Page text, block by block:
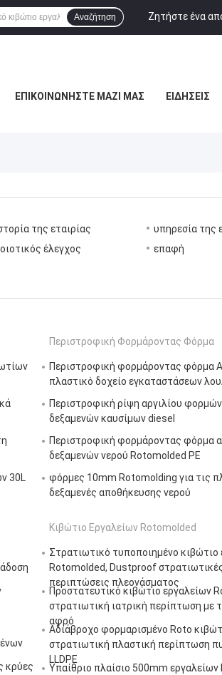
Ζητήστε ένα
Αναζήτηση
ΕΠΙΚΟΙΝΩΝΉΣΤΕ ΜΑΖΊ ΜΑΣ ΕΙΔΉΣΕΙΣ
της εταιρίας
υπηρεσία της
έλεγχος επαφή
30L
Περιστροφική Φορμάροντας Φόρμα
Περιστροφική φορμάροντας φόρμα
πλαστικό δοχείο εγκαταστάσεων
Περιστροφική ρίψη αργιλίου
δεξαμενών καυσίμων diesel
Περιστροφική φορμάροντας φόρμα
δεξαμενών νερού Rotomolded PE
φόρμες 10mm Rotomolding για τις
δεξαμενές αποθήκευσης νερού
κρύες
Κιβώτιο Εργαλείων Rotomolded
Στρατιωτικό τυποποιημένο κιβώτιο
Rotomolded, Dustproof
περιπτώσεις πλεονάσματος
Προστατευτικό κιβώτιο εργαλείων
στρατιωτική ιατρική περίπτωση με
αφρό
Αδιάβροχο φορμαρισμένο Roto
στρατιωτική πλαστική περίπτωση
LLDPE
Υπαίθριο πλαίσιο 500mm